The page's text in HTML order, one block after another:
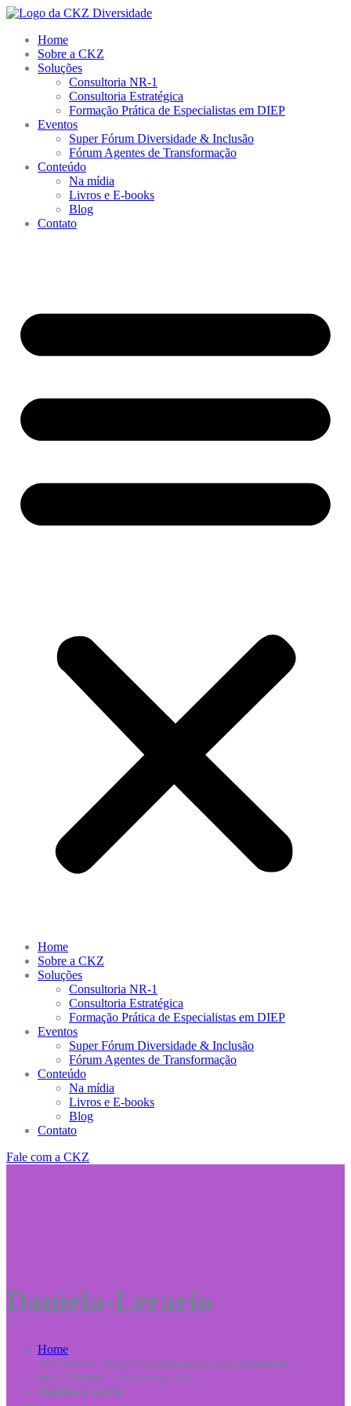
Home
Sobre a CKZ
Soluções
Consultoria NR-1
Consultoria Estratégica
Formação Prática de Especialistas em DIEP
Eventos
Super Fórum Diversidade & Inclusão
Fórum Agentes de Transformação
Conteúdo
Na mídia
Livros e E-books
Blog
Contato
Home
Sobre a CKZ
Soluções
Consultoria NR-1
Consultoria Estratégica
Formação Prática de Especialistas em DIEP
Eventos
Super Fórum Diversidade & Inclusão
Fórum Agentes de Transformação
Conteúdo
Na mídia
Livros e E-books
Blog
Contato
Fale com a CKZ
Daniela-Lerario
Home
<li><a href="https://ckzdiversidade.com.br/foruns/"
title="Fóruns">Fóruns</a></li>
Daniela-Lerario